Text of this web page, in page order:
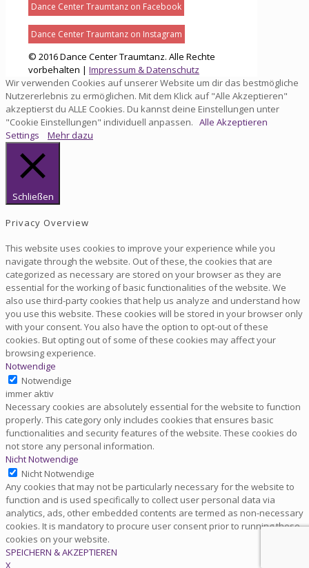
Dance Center Traumtanz on Facebook
Dance Center Traumtanz on Instagram
© 2016 Dance Center Traumtanz. Alle Rechte
vorbehalten | Impressum & Datenschutz
Wir verwenden Cookies auf unserer Website um dir das bestmögliche
Nutzererlebnis zu ermöglichen. Mit dem Klick auf "Alle Akzeptieren"
akzeptierst du ALLE Cookies. Du kannst deine Einstellungen unter
"Cookie Einstellungen" individuell anpassen. Alle Akzeptieren
Settings
Mehr dazu
Schließen
Privacy Overview
This website uses cookies to improve your experience while you
navigate through the website. Out of these, the cookies that are
categorized as necessary are stored on your browser as they are
essential for the working of basic functionalities of the website. We
also use third-party cookies that help us analyze and understand how
you use this website. These cookies will be stored in your browser only
with your consent. You also have the option to opt-out of these
cookies. But opting out of some of these cookies may affect your
browsing experience.
Notwendige
Notwendige
immer aktiv
Necessary cookies are absolutely essential for the website to function
properly. This category only includes cookies that ensures basic
functionalities and security features of the website. These cookies do
not store any personal information.
Nicht Notwendige
Nicht Notwendige
Any cookies that may not be particularly necessary for the website to
function and is used specifically to collect user personal data via
analytics, ads, other embedded contents are termed as non-necessary
cookies. It is mandatory to procure user consent prior to running these
cookies on your website.
SPEICHERN & AKZEPTIEREN
X